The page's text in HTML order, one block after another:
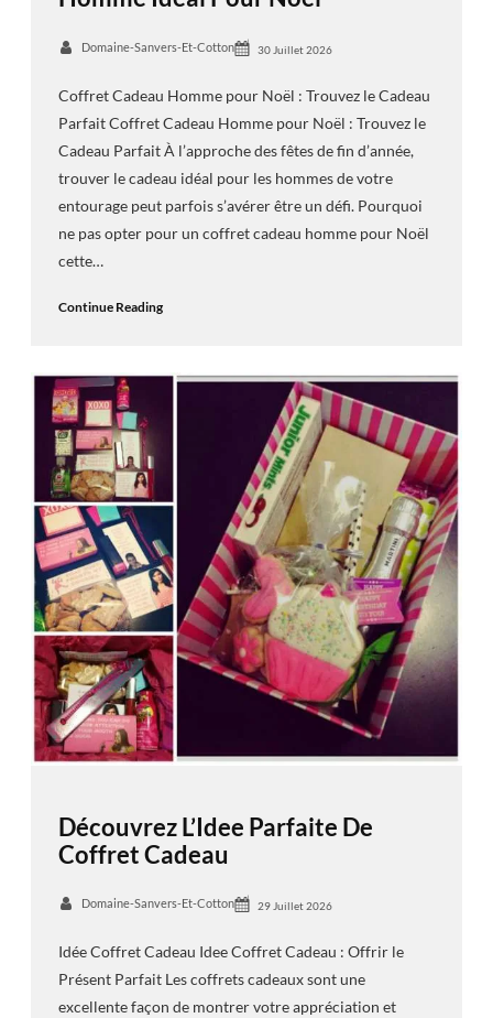
Domaine-Sanvers-Et-Cotton 30 Juillet 2026
Coffret Cadeau Homme pour Noël : Trouvez le Cadeau
Parfait Coffret Cadeau Homme pour Noël : Trouvez le
Cadeau Parfait À l’approche des fêtes de fin d’année,
trouver le cadeau idéal pour les hommes de votre
entourage peut parfois s’avérer être un défi. Pourquoi
ne pas opter pour un coffret cadeau homme pour Noël
cette…
Continue Reading
Découvrez L’Idee Parfaite De
Coffret Cadeau
Domaine-Sanvers-Et-Cotton 29 Juillet 2026
Idée Coffret Cadeau Idee Coffret Cadeau : Offrir le
Présent Parfait Les coffrets cadeaux sont une
excellente façon de montrer votre appréciation et